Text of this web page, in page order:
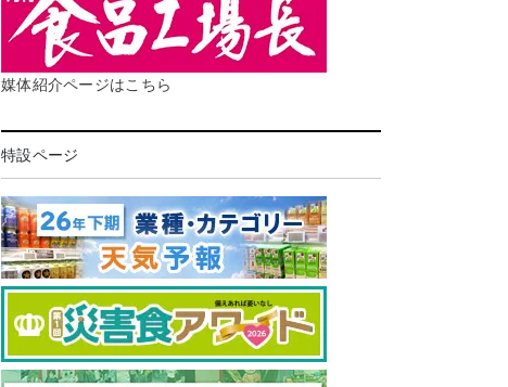
媒体紹介ページはこちら
特設ページ